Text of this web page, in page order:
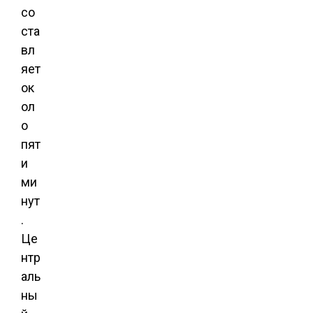
со
ста
вл
яет
ок
ол
о
пят
и
ми
нут
.
Це
нтр
аль
ны